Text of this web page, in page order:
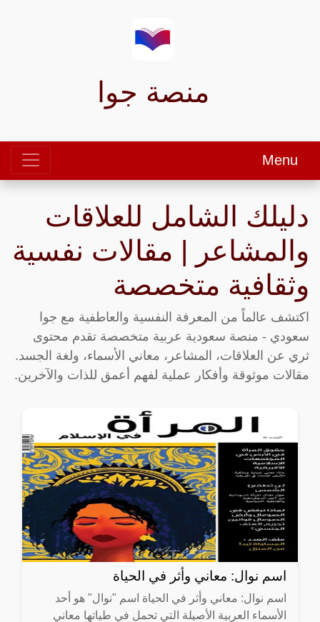
منصة جوا
Menu
دليلك الشامل للعلاقات
والمشاعر | مقالات نفسية
وثقافية متخصصة
اكتشف عالماً من المعرفة النفسية والعاطفية مع جوا
سعودي - منصة سعودية عربية متخصصة تقدم محتوى
ثري عن العلاقات، المشاعر، معاني الأسماء، ولغة الجسد.
مقالات موثوقة وأفكار عملية لفهم أعمق للذات والآخرين.
اسم نوال: معاني وأثر في الحياة
اسم نوال: معاني وأثر في الحياة اسم "نوال" هو أحد
الأسماء العربية الأصيلة التي تحمل في طياتها معاني